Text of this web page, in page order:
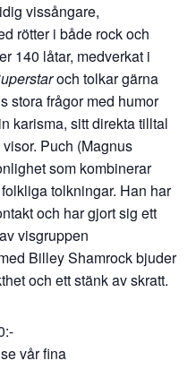
vissångare,
rötter i både rock och
140 låtar, medverkat i
och tolkar gärna
stora frågor med humor
karisma, sitt direkta tilltal
Puch (Magnus
som kombinerar
tolkningar. Han har
och har gjort sig ett
visgruppen
Billey Shamrock bjuder
och ett stänk av skratt.
vår fina